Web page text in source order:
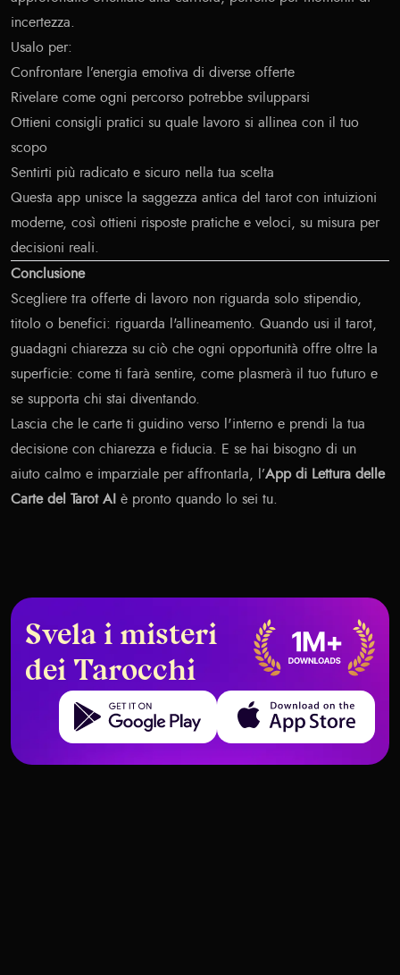
incertezza.
Usalo per:
Confrontare l’energia emotiva di diverse offerte
Rivelare come ogni percorso potrebbe svilupparsi
Ottieni consigli pratici su quale lavoro si allinea con il tuo
scopo
Sentirti più radicato e sicuro nella tua scelta
Questa app unisce la saggezza antica del tarot con intuizioni
moderne, così ottieni risposte pratiche e veloci, su misura per
decisioni reali.
Conclusione
Scegliere tra offerte di lavoro non riguarda solo stipendio,
titolo o benefici: riguarda l'allineamento. Quando usi il tarot,
guadagni chiarezza su ciò che ogni opportunità offre oltre la
superficie: come ti farà sentire, come plasmerà il tuo futuro e
se supporta chi stai diventando.
Lascia che le carte ti guidino verso l'interno e prendi la tua
decisione con chiarezza e fiducia. E se hai bisogno di un
aiuto calmo e imparziale per affrontarla, l’App di Lettura delle
Carte del Tarot AI è pronto quando lo sei tu.
Svela i misteri
dei Tarocchi
Get it on Google Play Download on the App Store